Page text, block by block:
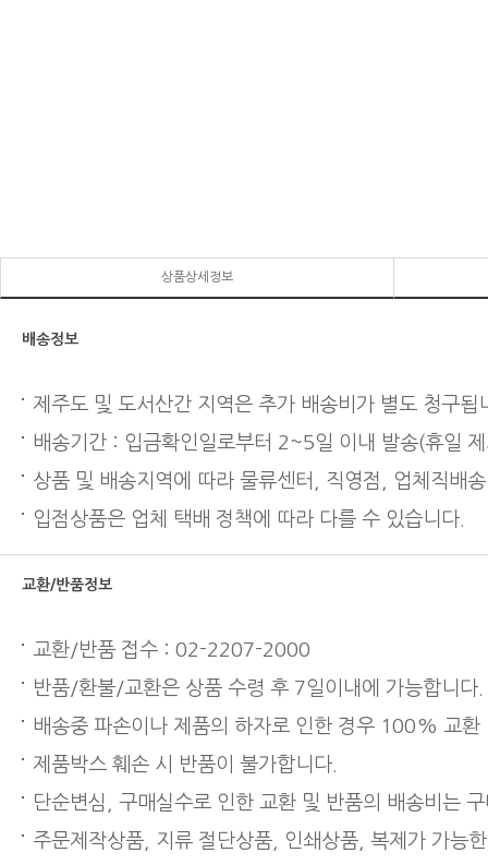
상품상세정보
배송정보
제주도 및 도서산간 지역은 추가 배송비가 별도 청구됩
배송기간 : 입금확인일로부터 2~5일 이내 발송(휴일
상품 및 배송지역에 따라 물류센터, 직영점, 업체직배
입점상품은 업체 택배 정책에 따라 다를 수 있습니다.
교환/반품정보
교환/반품 접수 : 02-2207-2000
반품/환불/교환은 상품 수령 후 7일이내에 가능합니다.
배송중 파손이나 제품의 하자로 인한 경우 100% 교환
제품박스 훼손 시 반품이 불가합니다.
단순변심, 구매실수로 인한 교환 및 반품의 배송비는
주문제작상품, 지류 절단상품, 인쇄상품, 복제가 가능